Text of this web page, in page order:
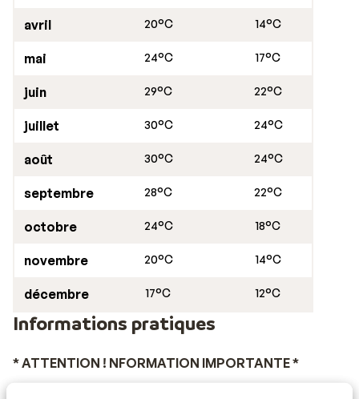
avril 20°C 14°C
mai 24°C 17°C
juin 29°C 22°C
juillet 30°C 24°C
août 30°C 24°C
septembre 28°C 22°C
octobre 24°C 18°C
novembre 20°C 14°C
décembre 17°C 12°C
Informations pratiques
* ATTENTION ! NFORMATION IMPORTANTE *